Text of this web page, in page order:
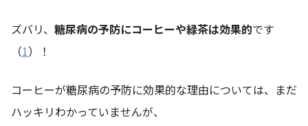
ズバリ、 糖尿病の予防にコーヒーや緑茶は効果的です
（1）！
コーヒーが糖尿病の予防に効果的な理由については、まだ
ハッキリわかっていませんが、